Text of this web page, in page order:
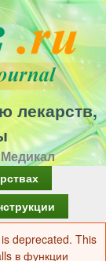
лекарств,
deprecated. This
в функции